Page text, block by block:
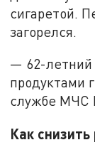
сигаретой.
загорелся.
— 62-летний
продуктами
службе МЧС
Как